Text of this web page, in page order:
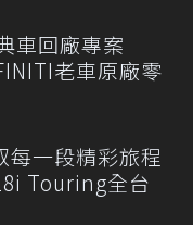
車回廠專案
老車原廠零
每一段精彩旅程
Touring全台